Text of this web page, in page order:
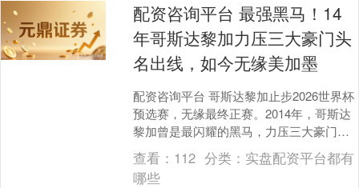
配资咨询平台 最强黑马！14
年哥斯达黎加力压三大豪门头
名出线，如今无缘美加墨
配资咨询平台 哥斯达黎加止步2026世界杯
预选赛，无缘最终正赛。2014年，哥斯达
黎加曾是最闪耀的黑马，力压三大豪门小
组头名出线。那一年，他们3-1两冠的乌拉
圭....
查看： 112 分类： 实盘配资平台都有
哪些